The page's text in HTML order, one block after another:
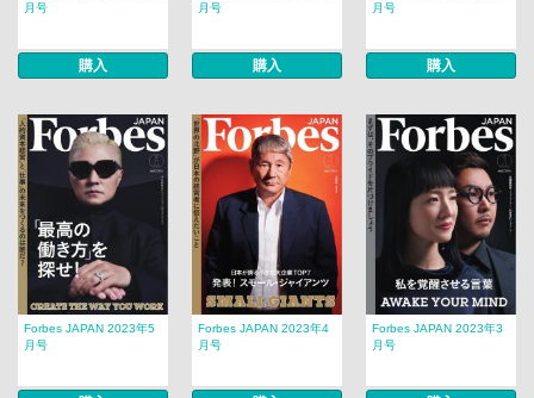
月号
購入
月号
購入
月号
購入
Forbes JAPAN 2023年5
月号
Forbes JAPAN 2023年4
月号
Forbes JAPAN 2023年3
月号